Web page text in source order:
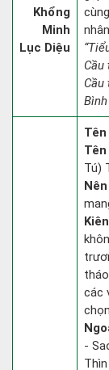
Khổng
Minh
Lục Diệu
Cầu
Tên
Tú)
các
-